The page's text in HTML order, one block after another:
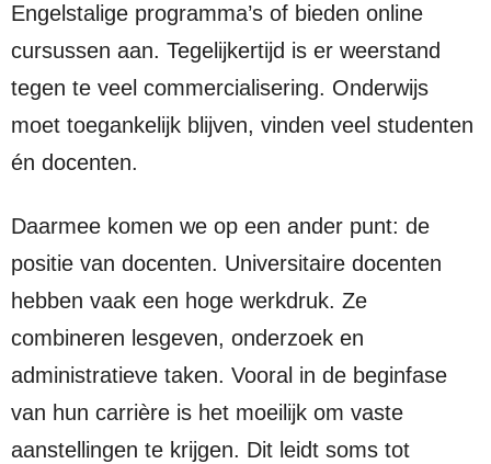
Engelstalige programma’s of bieden online
cursussen aan. Tegelijkertijd is er weerstand
tegen te veel commercialisering. Onderwijs
moet toegankelijk blijven, vinden veel studenten
én docenten.
Daarmee komen we op een ander punt: de
positie van docenten. Universitaire docenten
hebben vaak een hoge werkdruk. Ze
combineren lesgeven, onderzoek en
administratieve taken. Vooral in de beginfase
van hun carrière is het moeilijk om vaste
aanstellingen te krijgen. Dit leidt soms tot